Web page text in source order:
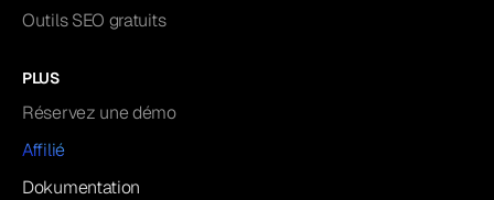
Outils SEO gratuits
PLUS
Réservez une démo
Affilié
Dokumentation